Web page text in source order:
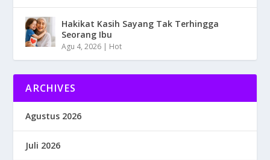
Hakikat Kasih Sayang Tak Terhingga
Seorang Ibu
Agu 4, 2026 | Hot
ARCHIVES
Agustus 2026
Juli 2026